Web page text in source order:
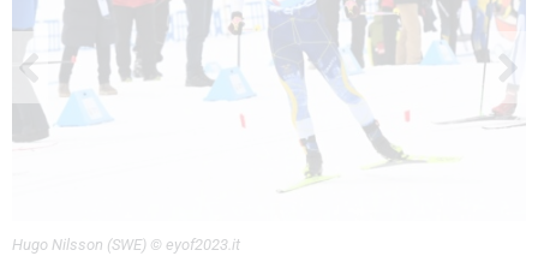
Hugo Nilsson (SWE) © eyof2023.it